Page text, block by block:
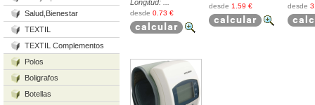
Salud,Bienestar
TEXTIL
TEXTIL Complementos
Polos
Boligrafos
Botellas
Longitud: ...
desde 0.73 €
desde 1.59 € desde